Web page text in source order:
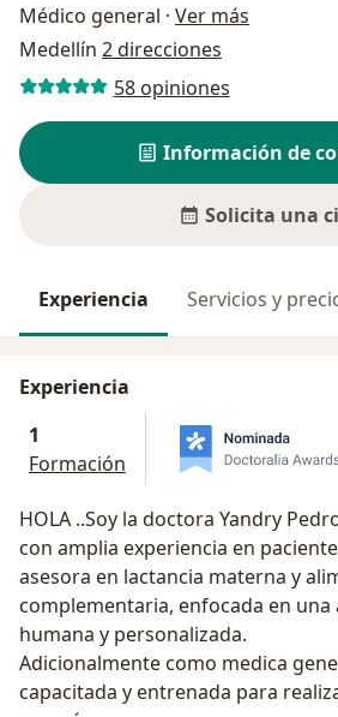
Médico general · Ver más
Medellín 2 direcciones
58 opiniones
Información de
Solicita una
Experiencia Servicios y
Experiencia
1
Formación
HOLA ..Soy la doctora Yandry Pedroza , Medica general
con amplia experiencia en
asesora en lactancia materna y
complementaria, enfocada en una atención integral,
humana y personalizada.
Adicionalmente como medica general estoy
capacitada y entrenada para realizar cualquier tipo de